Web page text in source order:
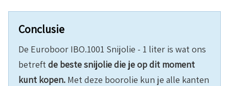
Conclusie
De Euroboor IBO.1001 Snijolie - 1 liter is wat ons
betreftde beste snijolie die je op dit moment
kunt kopen. Met deze boorolie kun je alle kanten